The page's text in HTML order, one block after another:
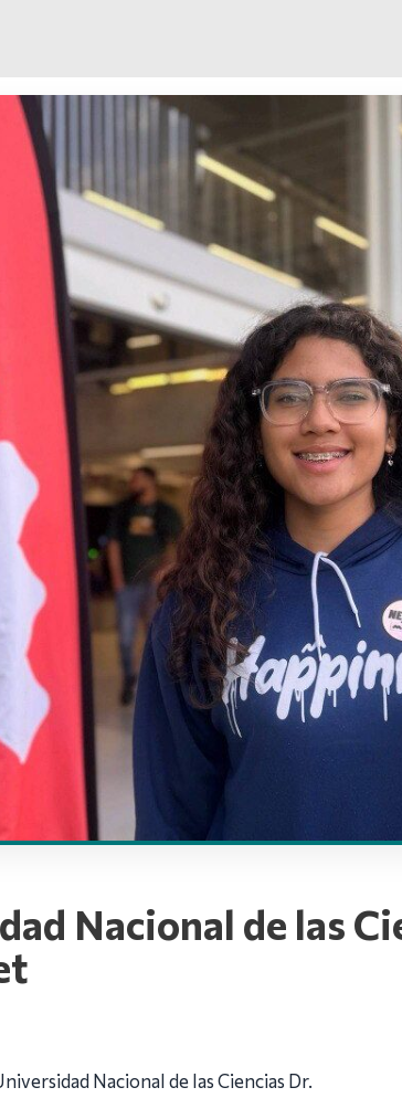
Nacional de las
Nacional de las Ciencias Dr.